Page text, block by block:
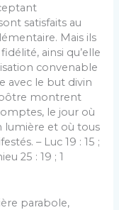
satisfaits au
Mais ils
ainsi qu’elle
convenable
avec le but divin
montrent
le jour où
lumière et où tous
– Luc 19 : 15 ;
25 : 19 ; 1
parabole,